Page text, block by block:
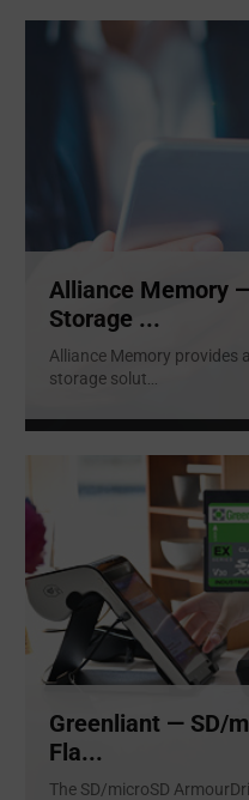
Alliance Memory
Storage ...
Alliance Memory provides
storage solut
Greenliant — SD/
Fla...
The SD/microSD